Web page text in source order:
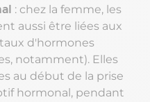
: chez la femme, les
aussi être liées aux
d'hormones
notamment). Elles
au début de la prise
hormonal, pendant